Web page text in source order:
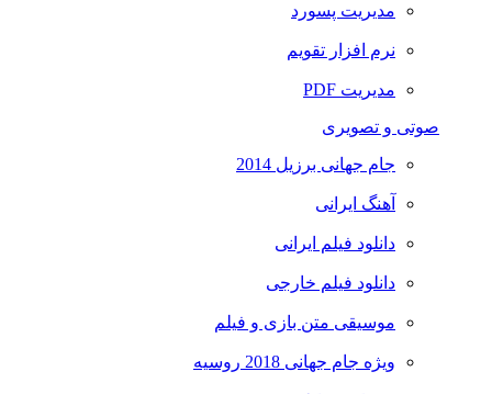
مدیریت پسورد
نرم افزار تقویم
مدیریت PDF
صوتی و تصویری
جام جهانی برزیل 2014
آهنگ ایرانی
دانلود فیلم ایرانی
دانلود فیلم خارجی
موسیقی متن بازی و فیلم
ویژه جام جهانی 2018 روسیه